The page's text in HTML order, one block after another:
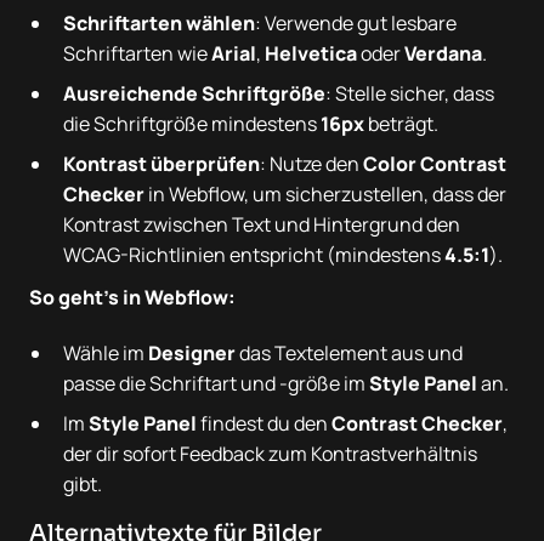
Schriftarten wählen: Verwende gut lesbare
Schriftarten wieArial, HelveticaoderVerdana.
Ausreichende Schriftgröße: Stelle sicher, dass
die Schriftgröße mindestens16pxbeträgt.
Kontrast überprüfen: Nutze denColor Contrast
Checkerin Webflow, um sicherzustellen, dass der
Kontrast zwischen Text und Hintergrund den
WCAG-Richtlinien entspricht (mindestens4.5:1).
So geht's in Webflow:
Wähle im Designerdas Textelement aus und
passe die Schriftart und -größe imStyle Panelan.
ImStyle Panelfindest du denContrast Checker,
der dir sofort Feedback zum Kontrastverhältnis
gibt.
Alternativtexte für Bilder